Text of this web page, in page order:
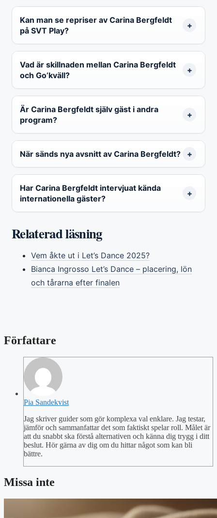
Kan man se repriser av Carina Bergfeldt
på SVT Play?
Vad är skillnaden mellan Carina Bergfeldt
och Go’kväll?
Är Carina Bergfeldt själv gäst i andra
program?
När sänds nya avsnitt av Carina Bergfeldt?
Har Carina Bergfeldt intervjuat kända
internationella gäster?
Relaterad läsning
Vem åkte ut i Let’s Dance 2025?
Bianca Ingrosso Let’s Dance – placering, lön
och tårarna efter finalen
Författare
Pia Sandekvist
Jag skriver guider som gör komplexa val enklare. Jag testar,
jämför och sammanfattar det som faktiskt spelar roll. Målet är
att du snabbt ska förstå alternativen och känna dig trygg i ditt
beslut. Hör gärna av dig om du hittar något som kan bli
bättre.
Missa inte